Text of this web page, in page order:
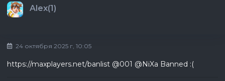
Alex(1)
24 октября 2025 г, 10:05
https://maxplayers.net/banlist @001 @NiXa Banned :(